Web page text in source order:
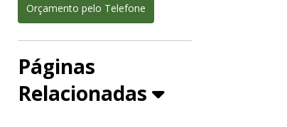
Orçamento pelo Telefone
Páginas
Relacionadas